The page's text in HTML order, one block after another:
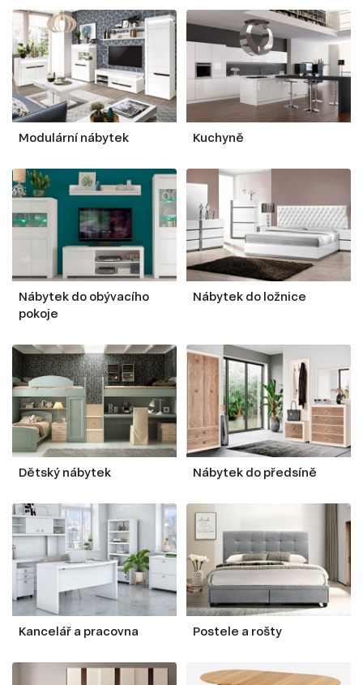
Modulární nábytek Kuchyně
Nábytek do obývacího
pokoje
Nábytek do ložnice
Dětský nábytek Nábytek do předsíně
Kancelář a pracovna Postele a rošty